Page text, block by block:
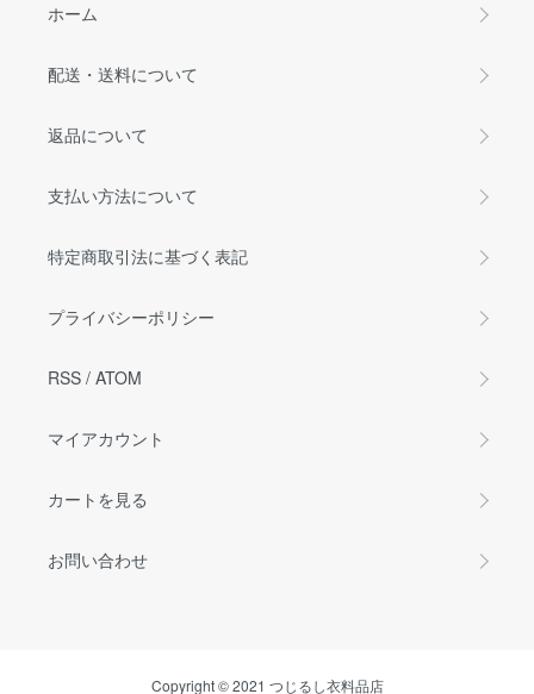
ホーム
配送・送料について
返品について
支払い方法について
特定商取引法に基づく表記
プライバシーポリシー
RSS / ATOM
マイアカウント
カートを見る
お問い合わせ
Copyright © 2021 つじるし衣料品店